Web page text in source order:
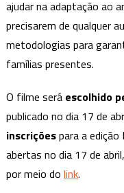
ajudar na adaptação ao
precisarem de qualquer
metodologias para
famílias presentes.
O filme será escolhido
publicado no dia 17 de
inscriçõespara a edição
abertas no dia 17 de
por meio do link.